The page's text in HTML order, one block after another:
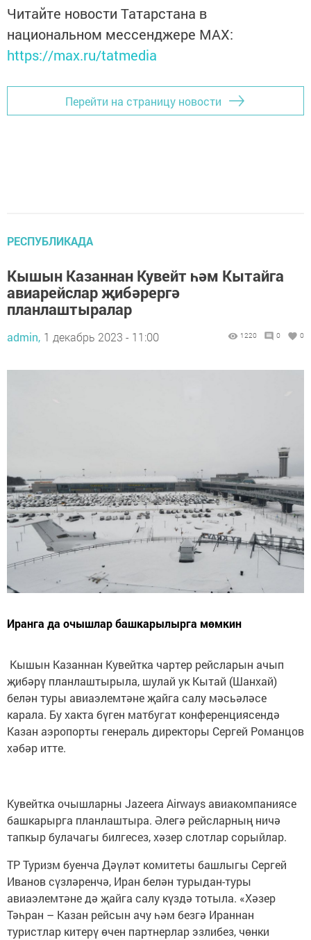
Читайте новости Татарстана в
национальном мессенджере MАХ:
https://max.ru/tatmedia
Перейти на страницу новости
РЕСПУБЛИКАДА
Кышын Казаннан Кувейт һәм Кытайга
авиарейслар җибәрергә
планлаштыралар
admin, 1 декабрь 2023 - 11:00 1220 0 0
Иранга да очышлар башкарылырга мөмкин
Кышын Казаннан Кувейтка чартер рейсларын ачып
җибәрү планлаштырыла, шулай ук Кытай (Шанхай)
белән туры авиаэлемтәне җайга салу мәсьәләсе
карала. Бу хакта бүген матбугат конференциясендә
Казан аэропорты генераль директоры Сергей Романцов
хәбәр итте.
Кувейтка очышларны Jazeera Airways авиакомпаниясе
башкарырга планлаштыра. Әлегә рейсларның ничә
тапкыр булачагы билгесез, хәзер слотлар сорыйлар.
ТР Туризм буенча Дәүләт комитеты башлыгы Сергей
Иванов сүзләренчә, Иран белән турыдан-туры
авиаэлемтәне дә җайга салу күздә тотыла. «Хәзер
Тәһран – Казан рейсын ачу һәм безгә Ираннан
туристлар китерү өчен партнерлар эзлибез, чөнки